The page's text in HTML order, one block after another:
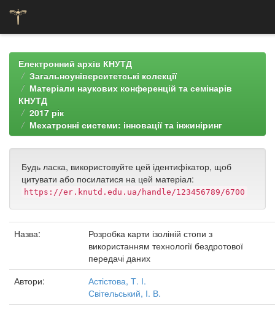
navigationЕлектронний архів КНУТД
Загальноуніверситетські колекції
Матеріали наукових конференцій та семінарів
КНУТД
2017 рік
Мехатронні системи: інновації та інжиніринг
Будь ласка, використовуйте цей ідентифікатор, щоб
цитувати або посилатися на цей матеріал:
https://er.knutd.edu.ua/handle/123456789/6700
Назва:
Розробка карти ізоліній стопи з
використанням технології бездротової
передачі даних
Автори:
Астістова, Т. І.
Світельський, І. В.